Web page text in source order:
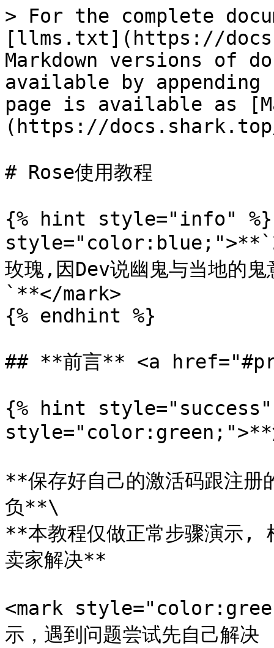
> For the complete
[llms.txt](https://
Markdown versions of
available by
page is available as
(https://
# Rose使用教程
{% hint style="info" %}
玫瑰,因Dev说幽鬼与当地的
`**</mark>
{% endhint %}
## **前言** <a
{% hint style="success"
style="color:green;">**
**保存好自己的激活码跟注
负**\
**本教程仅做正常步骤演示,
卖家解决**
<mark
示，遇到问题尝试先自己